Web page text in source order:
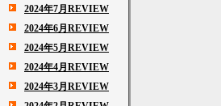
2024年7月REVIEW
2024年6月REVIEW
2024年5月REVIEW
2024年4月REVIEW
2024年3月REVIEW